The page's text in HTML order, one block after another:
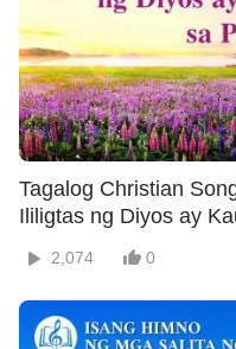
Tagalog Christian
Ililigtas ng Diyos ay
2,074 0